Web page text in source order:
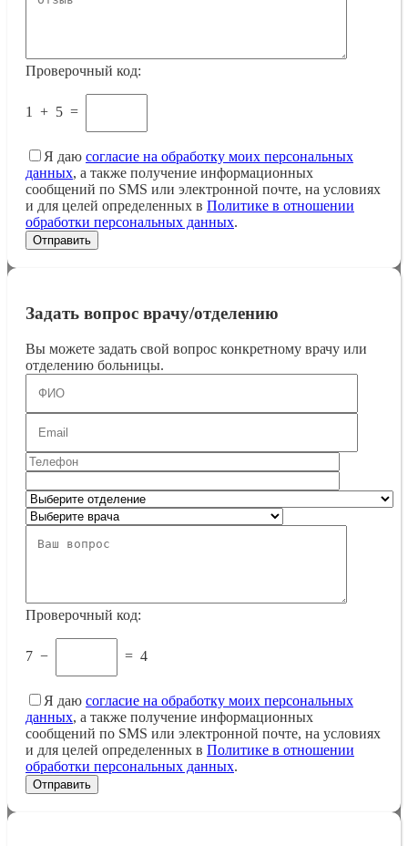
Проверочный код:
1 + 5 =
Я даю согласие на обработку моих персональных
данных, а также получение информационных
сообщений по SMS или электронной почте, на условиях
и для целей определенных в Политике в отношении
обработки персональных данных.
Задать вопрос врачу/отделению
Вы можете задать свой вопрос конкретному врачу или
отделению больницы.
Проверочный код:
7 − = 4
Я даю согласие на обработку моих персональных
данных, а также получение информационных
сообщений по SMS или электронной почте, на условиях
и для целей определенных в Политике в отношении
обработки персональных данных.